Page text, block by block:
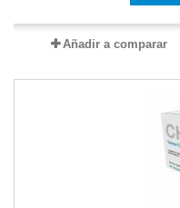
Añadir a comparar